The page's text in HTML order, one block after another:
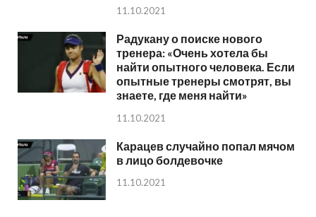
11.10.2021
Радукану о поиске нового
тренера: «Очень хотела бы
найти опытного человека. Если
опытные тренеры смотрят, вы
знаете, где меня найти»
11.10.2021
Карацев случайно попал мячом
в лицо болдевочке
11.10.2021